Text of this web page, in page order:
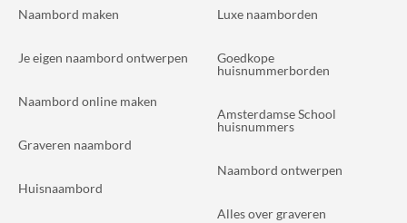
Naambord maken
Je eigen naambord ontwerpen
Naambord online maken
Graveren naambord
Huisnaambord
Luxe naamborden
Goedkope
huisnummerborden
Amsterdamse School
huisnummers
Naambord ontwerpen
Alles over graveren